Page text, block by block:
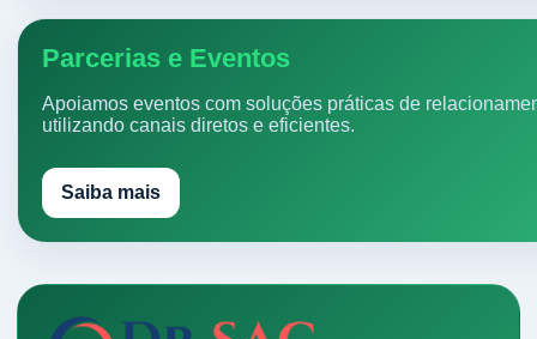
Parcerias e Eventos
Apoiamos eventos com soluções práticas de
utilizando canais diretos e eficientes.
Saiba mais